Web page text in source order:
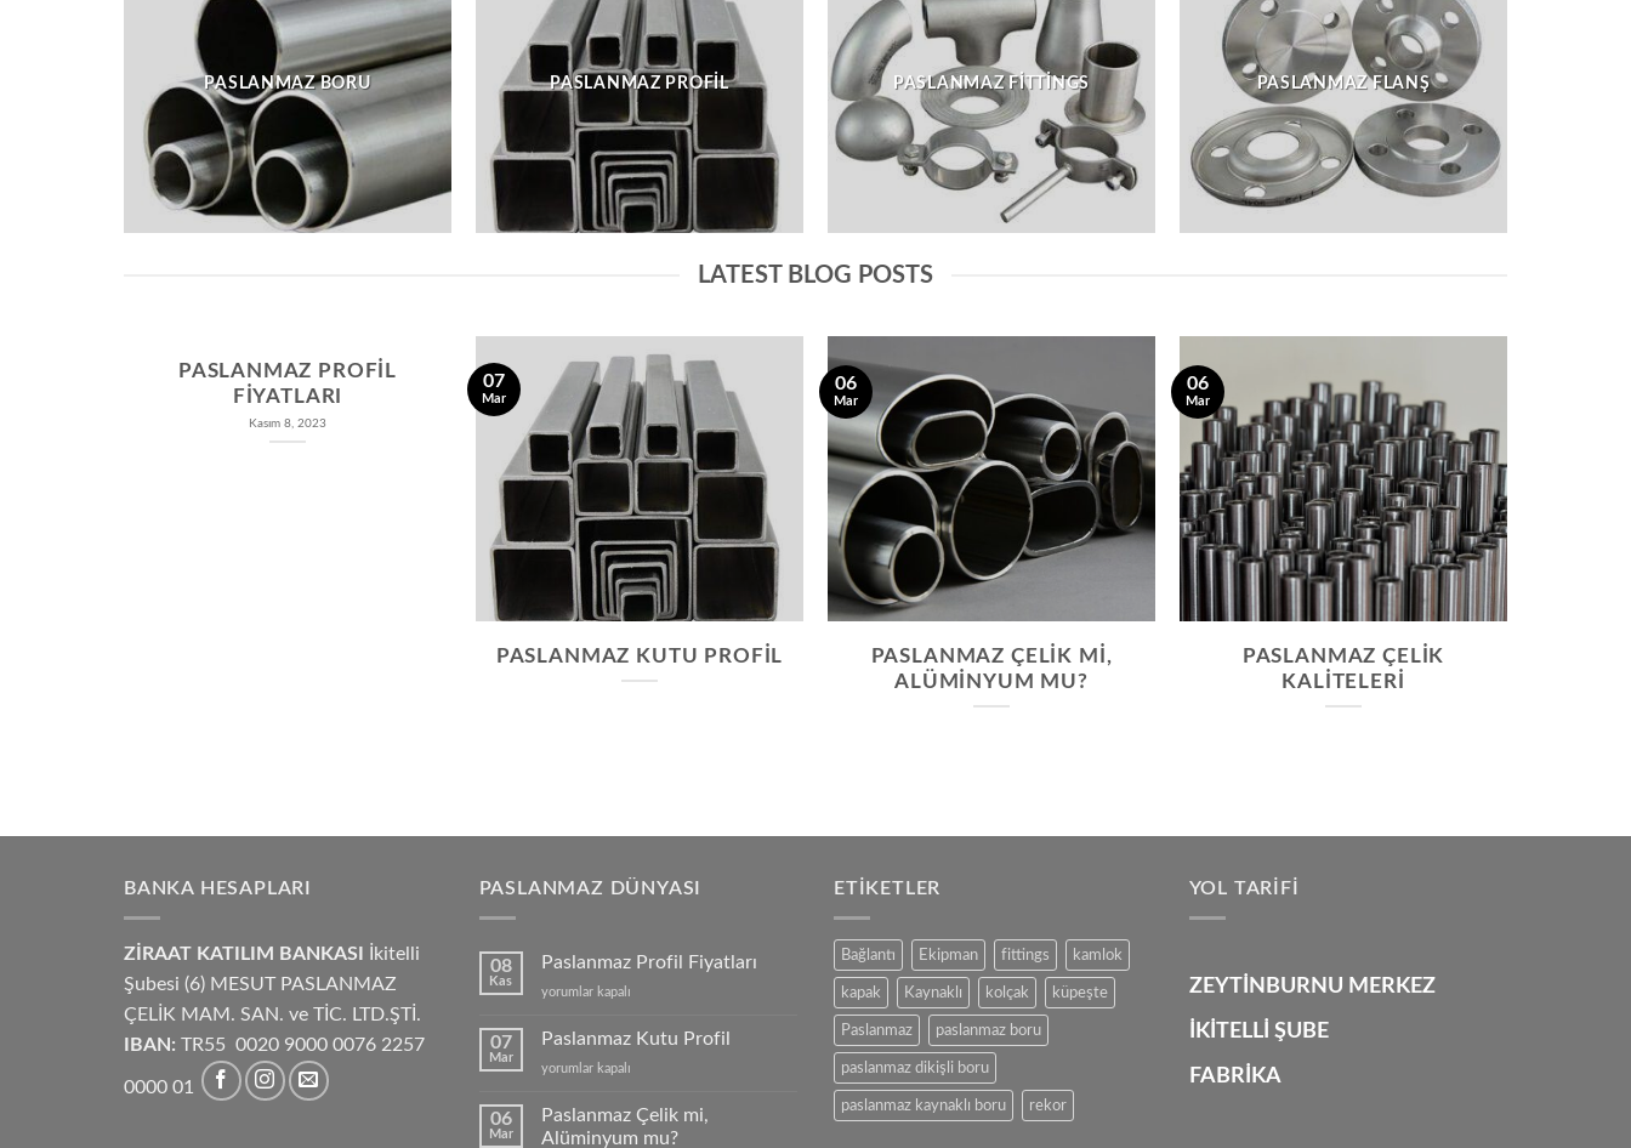
PASLANMAZ BORU PASLANMAZ PROFIL PASLANMAZ FITTINGS PASLANMAZ FLANŞ
LATEST BLOG POSTS
PASLANMAZ PROFIL
FIYATLARI
Kasım 8, 2023
PASLANMAZ KUTU PROFIL
07
Mar
PASLANMAZ ÇELIK MI,
ALÜMINYUM MU?
06
Mar
PASLANMAZ ÇELIK
KALITELERI
06
Mar
BANKA HESAPLARI
ZİRAAT KATILIM BANKASI
İkitelli
Şubesi (6) MESUT PASLANMAZ
ÇELİK MAM. SAN. ve TİC. LTD.ŞTİ.
IBAN: TR55 0020 9000 0076 2257
0000 01
PASLANMAZ DÜNYASI
08
Kas
Paslanmaz Profil Fiyatları
Paslanmaz
Fiyatları
yorumlar kapalı
07
Mar
Paslanmaz Kutu Profil
Paslanmaz
Profil
için
yorumlar kapalı
06
Mar
Paslanmaz Çelik mi,
Alüminyum mu?
ETIKETLER
Bağlantı Ekipman fittings kamlok
kapak Kaynaklı kolçak küpeşte
Paslanmaz paslanmaz boru
paslanmaz dikişli boru
paslanmaz kaynaklı boru rekor
YOL TARIFI
ZEYTİNBURNU MERKEZ
İKİTELLİ ŞUBE
FABRİKA